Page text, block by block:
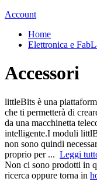
Account
Home
Elettronica e
Accessori
littleBits è una
che ti permetterà di
da una macchinetta
intelligente.I moduli
non sono quindi
proprio per ... Leggi
Non ci sono prodotti in
ricerca oppure torna in